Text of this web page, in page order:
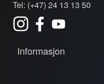
Tel: (+47) 24 13 13 50
Informasjon